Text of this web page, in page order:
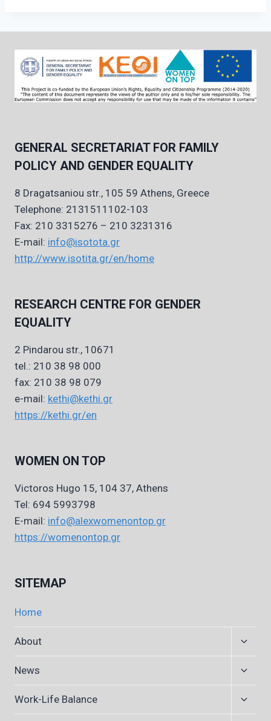
GENERAL SECRETARIAT FOR FAMILY
POLICY AND GENDER EQUALITY
8 Dragatsaniou str., 105 59 Athens, Greece
Telephone: 2131511102-103
Fax: 210 3315276 – 210 3231316
E-mail: info@isotota.gr
http://www.isotita.gr/en/home
RESEARCH CENTRE FOR GENDER
EQUALITY
2 Pindarou str., 10671
tel.: 210 38 98 000
fax: 210 38 98 079
e-mail: kethi@kethi.gr
https://kethi.gr/en
WOMEN ON TOP
Victoros Hugo 15, 104 37, Athens
Tel: 694 5993798
E-mail: info@alexwomenontop.gr
https://womenontop.gr
SITEMAP
Home
About
Expand
News
Expand
Work-Life Balance
Expand